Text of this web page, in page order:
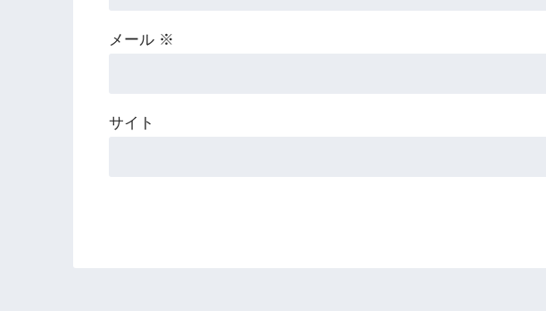
メール ※
サイト